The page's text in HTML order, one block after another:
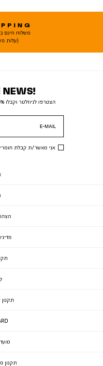
משלוח חינם
(עלות משלוח
NEWS!
הצטרפו לניוזלטר וקבלו 10% הנחה לקנייה ראשונה באתר
E-MAIL
אני מאשר/ת קבלת
תקנון